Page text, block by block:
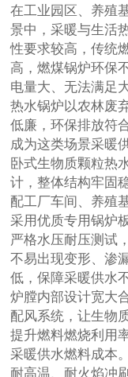
在工业园区、养殖
景中，采暖与生活
性要求较高，传统
高，燃煤锅炉环保
电量大、无法满足
热水锅炉以农林废
低廉，环保排放符
成为这类场景采暖
卧式生物质颗粒热
计，整体结构牢固
配工厂车间、养殖
采用优质专用锅炉
严格水压耐压测试
不易出现变形、渗
低，保障采暖供水
炉膛内部设计宽大
配风系统，让生物
提升燃料燃烧利用
采暖供水燃料成本
耐高温、耐火焰冲